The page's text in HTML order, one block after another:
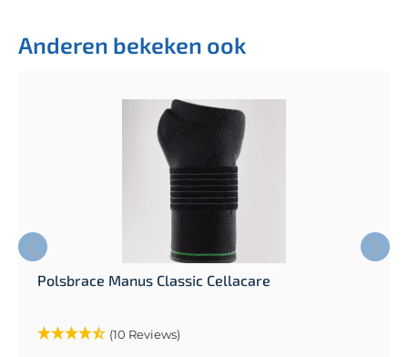
Anderen bekeken ook
Polsbrace Manus Classic Cellacare
(10 Reviews)